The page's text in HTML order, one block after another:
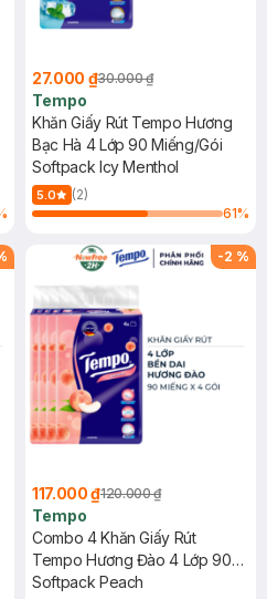
27.000 ₫30.000 ₫
Tempo
Khăn Giấy Rút Tempo Hương
Bạc Hà 4 Lớp 90 Miếng/Gói
Softpack Icy Menthol
5.0
(2)
61%
-2 %
117.000 ₫120.000 ₫
Tempo
Combo 4 Khăn Giấy Rút
Tempo Hương Đào 4 Lớp 90
Miếng/Gói
Softpack Peach